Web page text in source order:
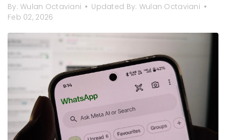
By:Wulan Octaviani Updated By: Wulan Octaviani
Feb 02, 2026